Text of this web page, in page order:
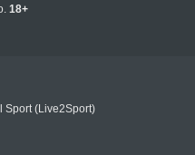
18+
Sport (Live2Sport)